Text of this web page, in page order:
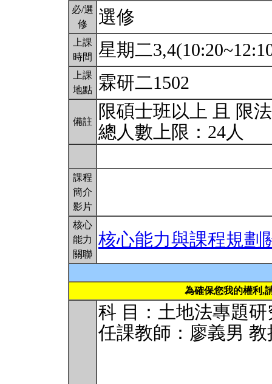
必/選
修
選修
上課
時間
星期二
上課
地點
霖研二1502
備註
限碩士班以上 且 限
總人數上限：24人
課程
簡介
影片
核心
能力
關聯
核心能力與課程規劃
為確保您我的權利,
科 目：土地法專題研
任課教師：廖義男 教